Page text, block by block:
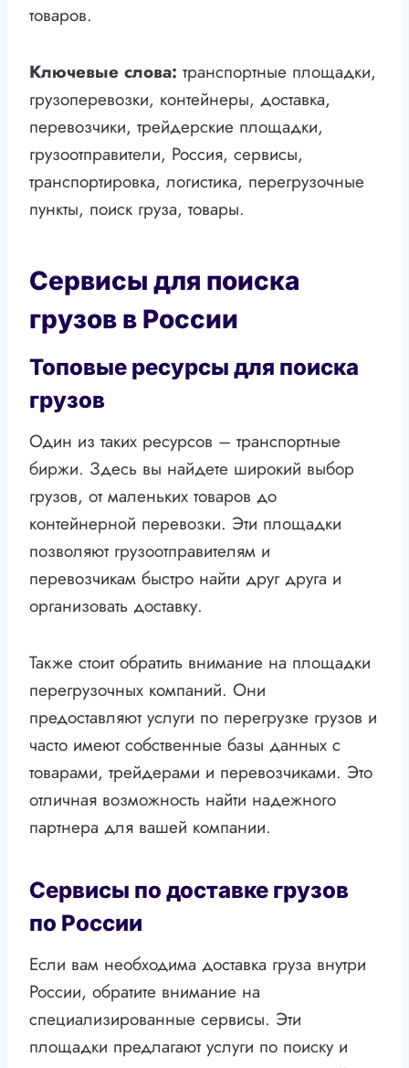
товаров.
Ключевые слова: транспортные площадки,
грузоперевозки, контейнеры, доставка,
перевозчики, трейдерские площадки,
грузоотправители, Россия, сервисы,
транспортировка, логистика, перегрузочные
пункты, поиск груза, товары.
Сервисы для поиска
грузов в России
Топовые ресурсы для поиска
грузов
Один из таких ресурсов – транспортные
биржи. Здесь вы найдете широкий выбор
грузов, от маленьких товаров до
контейнерной перевозки. Эти площадки
позволяют грузоотправителям и
перевозчикам быстро найти друг друга и
организовать доставку.
Также стоит обратить внимание на площадки
перегрузочных компаний. Они
предоставляют услуги по перегрузке грузов и
часто имеют собственные базы данных с
товарами, трейдерами и перевозчиками. Это
отличная возможность найти надежного
партнера для вашей компании.
Сервисы по доставке грузов
по России
Если вам необходима доставка груза внутри
России, обратите внимание на
специализированные сервисы. Эти
площадки предлагают услуги по поиску и